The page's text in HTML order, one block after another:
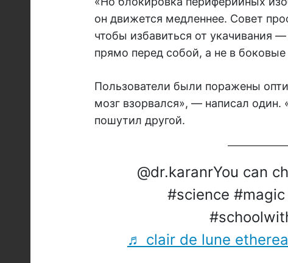
он движется медленнее. Совет
чтобы избавиться от укачивания
прямо перед собой, а не в
Пользователи были поражены
мозг взорвался», — написал
пошутил другой.
@dr.karanrYou can
#science #magic
♬ clair de lune